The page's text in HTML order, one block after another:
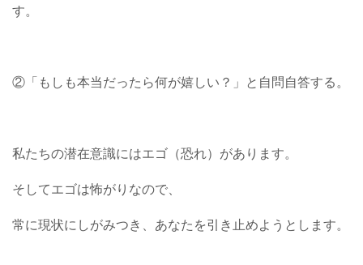
す。
②「もしも本当だったら何が嬉しい？」と自問自答する。
私たちの潜在意識にはエゴ（恐れ）があります。
そしてエゴは怖がりなので、
常に現状にしがみつき、あなたを引き止めようとします。